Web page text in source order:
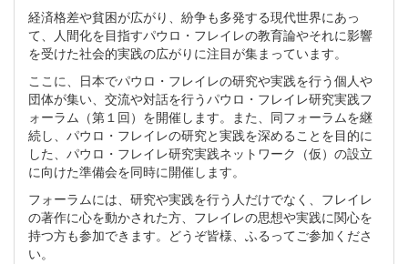
経済格差や貧困が広がり、紛争も多発する現代世界にあっ
て、⼈間化を⽬指すパウロ・フレイレの教育論やそれに影響
を受けた社会的実践の広がりに注⽬が集まっています。
ここに、⽇本でパウロ・フレイレの研究や実践を⾏う個⼈や
団体が集い、交流や対話を⾏うパウロ・フレイレ研究実践フ
ォーラム（第１回）を開催します。また、同フォーラムを継
続し、パウロ・フレイレの研究と実践を深めることを⽬的に
した、パウロ・フレイレ研究実践ネットワーク（仮）の設⽴
に向けた準備会を同時に開催します。
フォーラムには、研究や実践を⾏う⼈だけでなく、フレイレ
の著作に⼼を動かされた⽅、フレイレの思想や実践に関⼼を
持つ⽅も参加できます。どうぞ皆様、ふるってご参加くださ
い。